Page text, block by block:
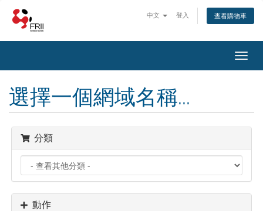
中文 登入 查看購物車
選擇一個網域名稱...
分類
動作